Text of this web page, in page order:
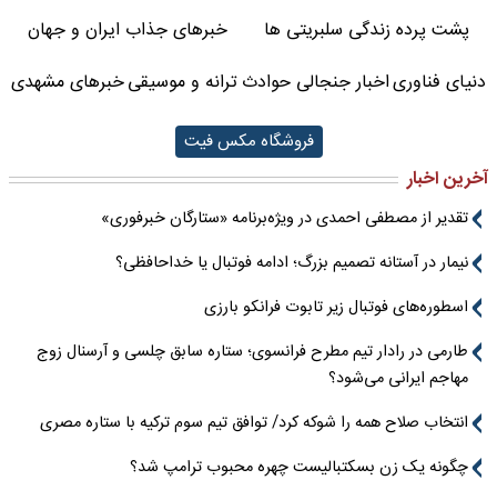
پشت پرده زندگی سلبریتی ها
خبرهای جذاب ایران و جهان
دنیای فناوریاخبار جنجالی حوادثترانه و موسیقیخبرهای مشهدی
فروشگاه مکس فیت
آخرین اخبار
تقدیر از مصطفی احمدی در ویژه‌برنامه «ستارگان خبرفوری»
نیمار در آستانه تصمیم بزرگ؛ ادامه فوتبال یا خداحافظی؟
اسطوره‌های فوتبال زیر تابوت فرانکو بارزی
طارمی در رادار تیم مطرح فرانسوی؛ ستاره سابق چلسی و آرسنال زوج
مهاجم ایرانی می‌شود؟
انتخاب صلاح همه را شوکه کرد/ توافق تیم سوم ترکیه با ستاره مصری
چگونه یک زن بسکتبالیست چهره محبوب ترامپ شد؟